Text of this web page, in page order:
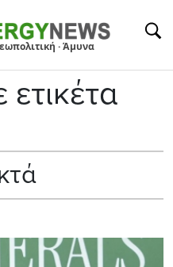
· Άμυνα